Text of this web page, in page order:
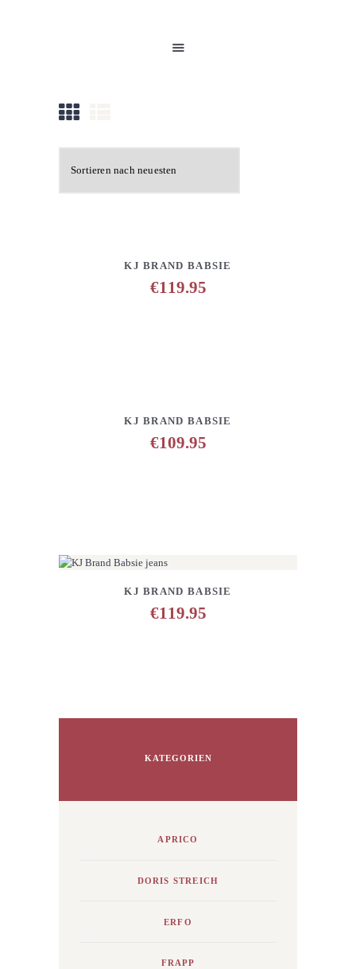
ÜBER UNS
KONTAKT
DETAILS ANFRAGE HINZUFÜGEN
KJ BRAND BABSIE
€119.95
DETAILS ANFRAGE HINZUFÜGEN
KJ BRAND BABSIE
€109.95
DETAILS ANFRAGE HINZUFÜGEN
KJ BRAND BABSIE
€119.95
KATEGORIEN
APRICO
DORIS STREICH
ERFO
FRAPP